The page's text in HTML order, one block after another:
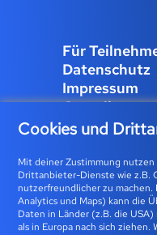
Für
Datenschutz
Impressum
Compliance
Job und
Bfz-Essen GmbH |
23 93 773
Cookies und
Mit deiner Zustimmung
Drittanbieter-Dienste wie z.B.
nutzerfreundlicher zu
Analytics und Maps) kann die
Daten in Länder (z.B. die
als in Europa nach sich